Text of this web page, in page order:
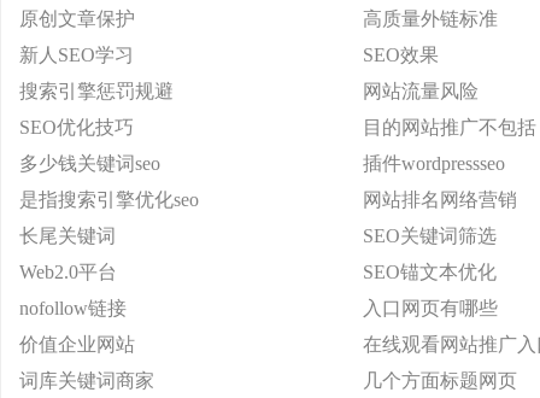
原创文章保护
高质量外链标准
新人SEO学习
SEO效果
搜索引擎惩罚规避
网站流量风险
SEO优化技巧
目的网站推广不包括
多少钱关键词seo
插件wordpressseo
是指搜索引擎优化seo
网站排名网络营销
长尾关键词
SEO关键词筛选
Web2.0平台
SEO锚文本优化
nofollow链接
入口网页有哪些
价值企业网站
在线观看网站推广入
词库关键词商家
几个方面标题网页